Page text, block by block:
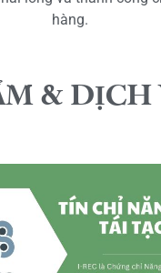
hàng.
& DỊCH